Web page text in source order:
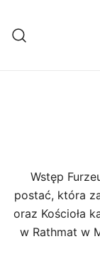
treści
Wstęp
postać, która
oraz Kościoła
w Rathmat w